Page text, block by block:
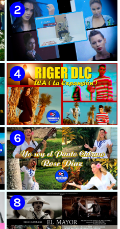
Instrumental | CUBA
🟡 F-CUBA - ¨Solita¨ -
Videoclip - Director: Asiel
Babastro
🟡 Riger DLC || ¨LCA ( La
Expansión )¨ || Director: Dani
A.R || Música cubana || Videoclip
|| CUBA